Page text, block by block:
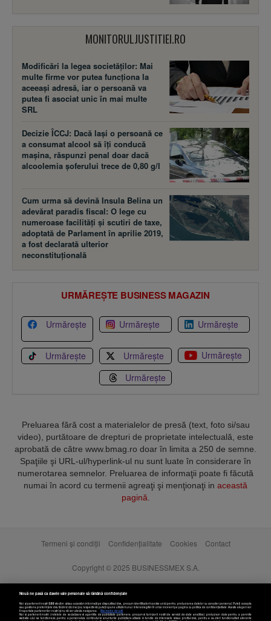
MONITORULJUSTITIEI.RO
Modificări la legea societăţilor: Mai
multe firme vor putea funcţiona la
aceeaşi adresă, iar o persoană va
putea fi asociat unic în mai multe
SRL
Decizie ÎCCJ: Dacă laşi o persoană ce
a consumat alcool să îţi conducă
maşina, răspunzi penal doar dacă
alcoolemia şoferului trece de 0,80 g/l
Cum urma să devină Insula Belina un
adevărat paradis fiscal: O lege cu
numeroase facilităţi şi scutiri de taxe,
adoptată de Parlament în aprilie 2019,
a fost declarată ulterior
neconstituţională
URMĂREȘTE BUSINESS MAGAZIN
Urmărește Urmărește Urmărește
Urmărește Urmărește
Urmărește
Urmărește
Preluarea fără cost a materialelor de presă (text, foto si/sau
video), purtătoare de drepturi de proprietate intelectuală, este
aprobată de către www.bmag.ro doar în limita a 250 de semne.
Spaţiile şi URL-ul/hyperlink-ul nu sunt luate în considerare în
numerotarea semnelor. Preluarea de informaţii poate fi făcută
numai în acord cu termenii agreaţi şi menţionaţi in această
pagină
Termeni și condiții Confidențialitate Cookies Contact
Copyright © 2025 BUSINESSMEX S.A.
Nouă ne pasă ca datele tale personale să rămână confidențiale
Noi și partenerii noștri589stocăm și/sau accesăm informații pe dispozitivul dvs., precum identificatorii cookie unici pentru prelucrarea datelor cu caracter personal. Puteți accepta
sau gestiona preferințele dvs. făcând clic mai jos, respectiv vă puteți opune utilizării unui interes legitim în orice moment pe pagina cu politica de confidențialitate. Aceste alegeri vor
fi raportate partenerilor noștri și nu vă vor afecta navigarea.
Mai multe detalii
Noi si partenerii nostri (retelele de socializare si agentiile de publicitate partenere, precum si furnizorii nostri de servicii de date analitice) prelucram date pentru a permite
website-ului sa functioneze, pentru a personaliza continutul si anunturile publicitare afisate in functie de interesele si/sau profilul dvs., pentru a va oferi functionalitati aferente